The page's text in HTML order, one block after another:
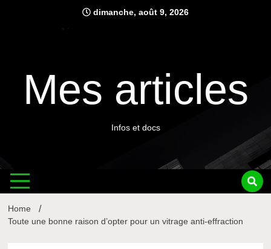
dimanche, août 9, 2026
Mes articles
Infos et docs
Home
Toute une bonne raison d’opter pour un vitrage anti-effraction